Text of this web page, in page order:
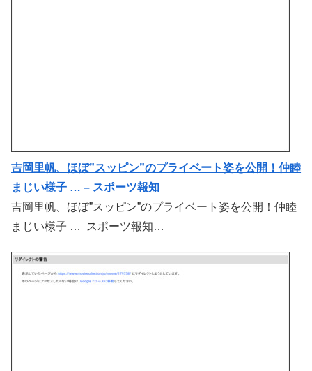
吉岡里帆、ほぼ”スッピン”のプライベート姿を公開！仲睦
まじい様子 … – スポーツ報知
吉岡里帆、ほぼ”スッピン”のプライベート姿を公開！仲睦
まじい様子 … スポーツ報知…